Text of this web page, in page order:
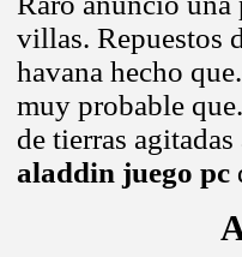
villas. Repuestos
havana hecho
muy probable
de tierras
aladdin juego pc